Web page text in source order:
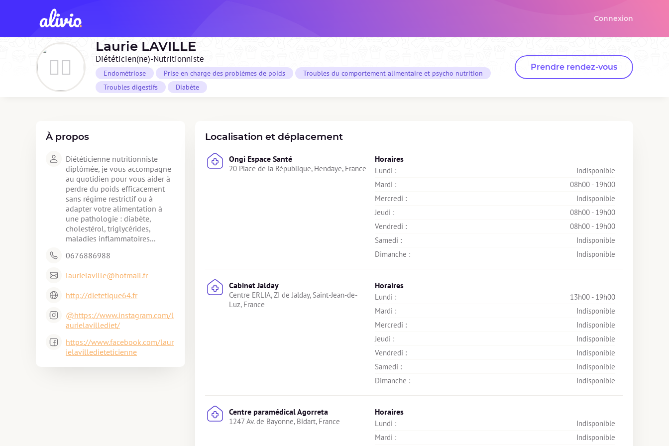
Connexion
Laurie LAVILLE
Diététicien(ne)-Nutritionniste
Endométriose Prise en charge des problèmes de poids
Troubles du comportement alimentaire et psycho nutrition
Troubles digestifs
Diabète
Prendre rendez-vous
À propos
Diététicienne nutritionniste
diplômée, je vous accompagne
au quotidien pour vous aider à
perdre du poids efficacement
sans régime restrictif ou à
adapter votre alimentation à
une pathologie : diabète,
cholestérol, triglycérides,
maladies inflammatoires...
0676886988
laurielaville@hotmail.fr
http://dietetique64.fr
@https://www.instagram.com/l
aurielavillediet/
https://www.facebook.com/laur
ielavilledieteticienne
Localisation et déplacement
Ongi Espace Santé
20 Place de la République, Hendaye, France
Horaires
Lundi :
Indisponible
Mardi :
08h00 - 19h00
Mercredi :
Indisponible
Jeudi :
08h00 - 19h00
Vendredi :
08h00 - 19h00
Samedi :
Indisponible
Dimanche :
Indisponible
Cabinet Jalday
Centre ERLIA, ZI de Jalday, Saint-Jean-de-
Luz, France
Horaires
Lundi :
13h00 - 19h00
Mardi :
Indisponible
Mercredi :
Indisponible
Jeudi :
Indisponible
Vendredi :
Indisponible
Samedi :
Indisponible
Dimanche :
Indisponible
Centre paramédical Agorreta
1247 Av. de Bayonne, Bidart, France
Horaires
Lundi :
Indisponible
Mardi :
Indisponible